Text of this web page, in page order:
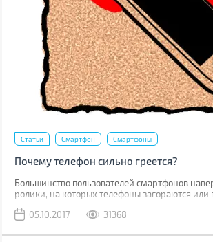
Статьи Смартфон Смартфоны
Почему телефон сильно греется?
Большинство пользователей смартфонов
ролики, на которых телефоны загораются или
является вопрос, насколько это безопасно.
05.10.2017 31368